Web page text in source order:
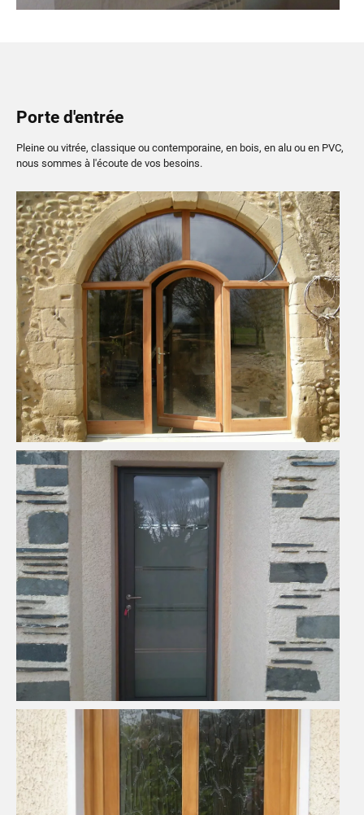
Porte d'entrée
Pleine ou vitrée, classique ou contemporaine, en bois, en alu ou en PVC,
nous sommes à l'écoute de vos besoins.